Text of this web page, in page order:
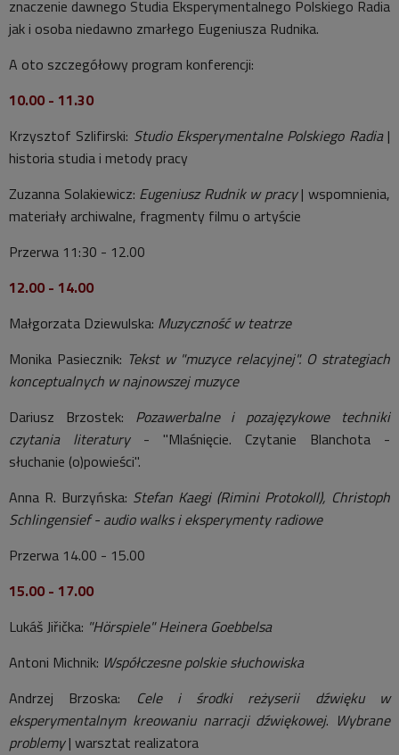
znaczenie dawnego Studia Eksperymentalnego Polskiego Radia
jak i osoba niedawno zmarłego Eugeniusza Rudnika.
A oto szczegółowy program konferencji:
10.00 - 11.30
Krzysztof Szlifirski: Studio Eksperymentalne Polskiego Radia|
historia studia i metody pracy
Zuzanna Solakiewicz: Eugeniusz Rudnik w pracy| wspomnienia,
materiały archiwalne, fragmenty filmu o artyście
Przerwa 11:30 - 12.00
12.00 - 14.00
Małgorzata Dziewulska: Muzyczność w teatrze
Monika Pasiecznik: Tekst w "muzyce relacyjnej". O strategiach
konceptualnych w najnowszej muzyce
Dariusz Brzostek: Pozawerbalne i pozajęzykowe techniki
czytania literatury- "Mlaśnięcie. Czytanie Blanchota -
słuchanie (o)powieści".
Anna R. Burzyńska: Stefan Kaegi (Rimini Protokoll), Christoph
Schlingensief - audio walks i eksperymenty radiowe
Przerwa 14.00 - 15.00
15.00 - 17.00
Lukáš Jiřička: "Hörspiele" Heinera Goebbelsa
Antoni Michnik: Współczesne polskie słuchowiska
Andrzej Brzoska:
Cele i środki reżyserii dźwięku w
eksperymentalnym kreowaniu narracji dźwiękowej. Wybrane
problemy| warsztat realizatora